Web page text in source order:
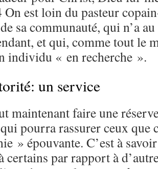
est loin du pasteur
sa communauté, qui n’a
et qui, comme tout le
individu « en recherche ».
un service
maintenant faire une
pourra rassurer ceux que
» épouvante. C’est à
certains par rapport à